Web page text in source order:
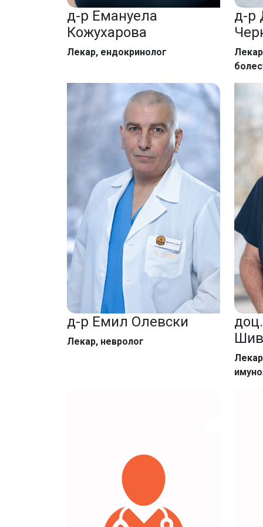
д-р Емануела
Кожухарова
Лекар, ендокринолог
д-р
д-р Емил Олевски
Лекар, невролог